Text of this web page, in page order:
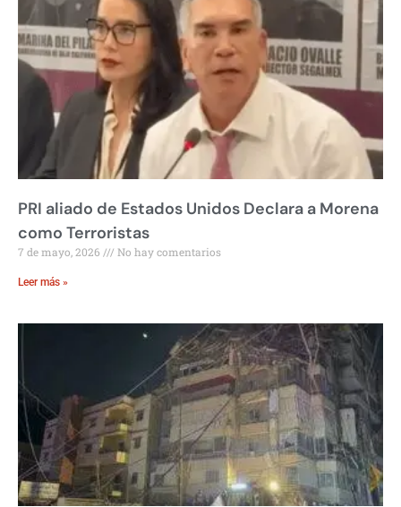
PRI aliado de Estados Unidos Declara a Morena
como Terroristas
7 de mayo, 2026 No hay comentarios
Leer más »